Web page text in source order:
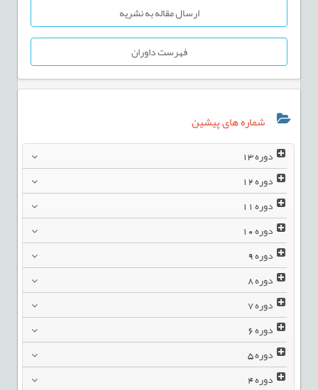
ارسال مقاله به نشریه
فهرست داوران
شماره های پیشین
دوره13
دوره12
دوره11
دوره10
دوره9
دوره8
دوره7
دوره6
دوره5
دوره4